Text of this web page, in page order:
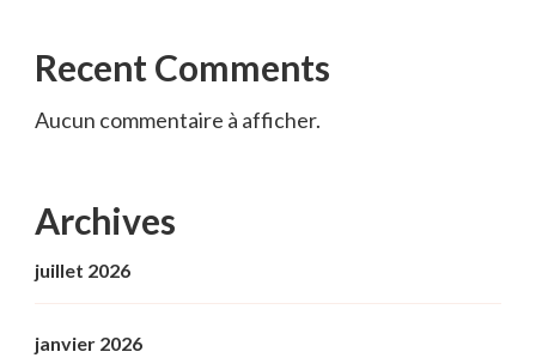
Recent Comments
Aucun commentaire à afficher.
Archives
juillet 2026
janvier 2026